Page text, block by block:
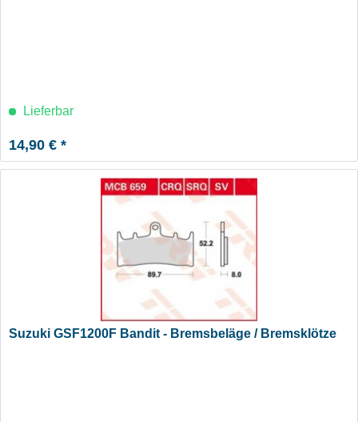
Lieferbar
14,90 € *
Suzuki GSF1200F Bandit - Bremsbeläge / Bremsklötze